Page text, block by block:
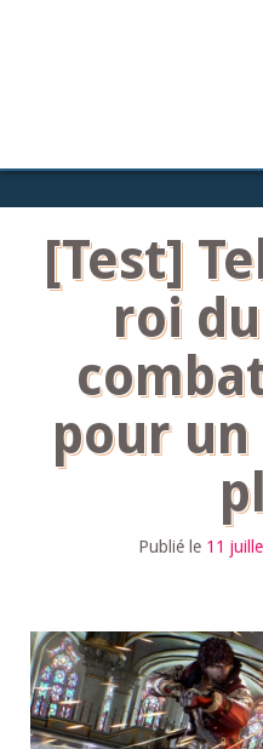
[Test]
roi
pour
Publié le 11